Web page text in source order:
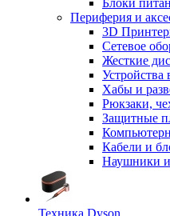
Блоки
Периферия и
3D
Сетевое
Жесткие
Устройства
Хабы и
Рюкзаки,
Защитные
Кабели и
Наушники
Техника Dyson